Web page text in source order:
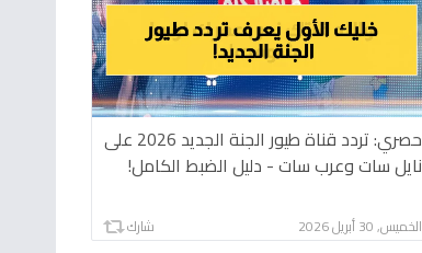
حصري: تردد قناة طيور الجنة الجديد 2026 على
نايل سات وعرب سات - دليل الضبط الكامل!
الخميس, 30 أبريل 2026 شارك